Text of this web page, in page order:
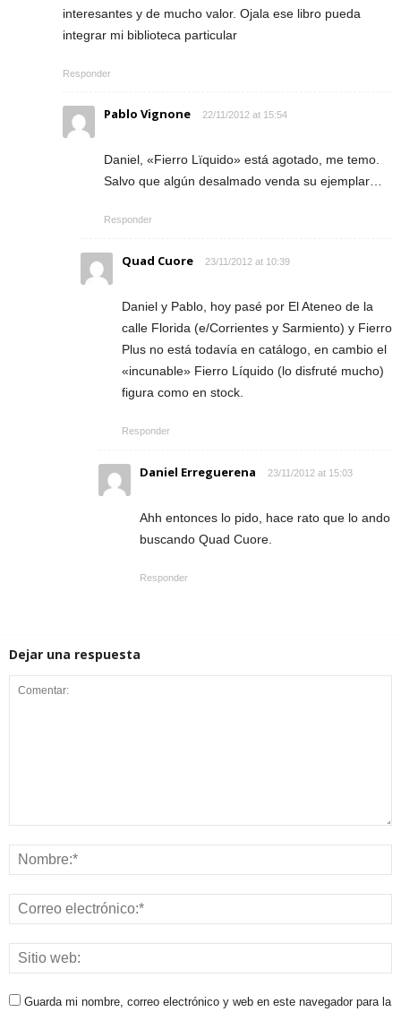
interesantes y de mucho valor. Ojala ese libro pueda
integrar mi biblioteca particular
Responder
Pablo Vignone 22/11/2012 at 15:54
Daniel, «Fierro Lïquido» está agotado, me temo.
Salvo que algún desalmado venda su ejemplar…
Responder
Quad Cuore 23/11/2012 at 10:39
Daniel y Pablo, hoy pasé por El Ateneo de la
calle Florida (e/Corrientes y Sarmiento) y Fierro
Plus no está todavía en catálogo, en cambio el
«incunable» Fierro Líquido (lo disfruté mucho)
figura como en stock.
Responder
Daniel Erreguerena 23/11/2012 at 15:03
Ahh entonces lo pido, hace rato que lo ando
buscando Quad Cuore.
Responder
Dejar una respuesta
Guarda mi nombre, correo electrónico y web en este navegador para la